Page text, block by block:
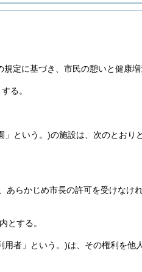
規定に基づき、市民の憩いと健康
る。
」という。)の施設は、次のとおり
らかじめ市長の許可を受けなけれ
とする。
用者」という。)は、その権利を他